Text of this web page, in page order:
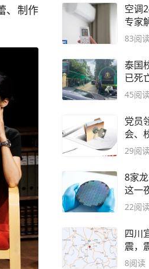
、制作
空调
专家
83阅
泰国
已死
45阅
党员
会、
29阅
8家
这一
什么？
22阅
四川
震，
8阅读